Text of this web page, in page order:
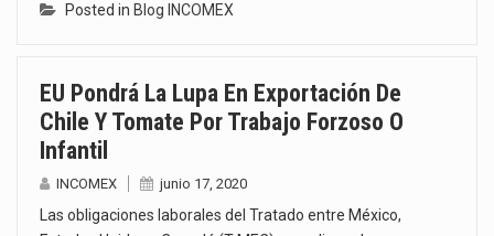
Posted in Blog INCOMEX
EU Pondrá La Lupa En Exportación De
Chile Y Tomate Por Trabajo Forzoso O
Infantil
INCOMEX junio 17, 2020
Las obligaciones laborales del Tratado entre México,